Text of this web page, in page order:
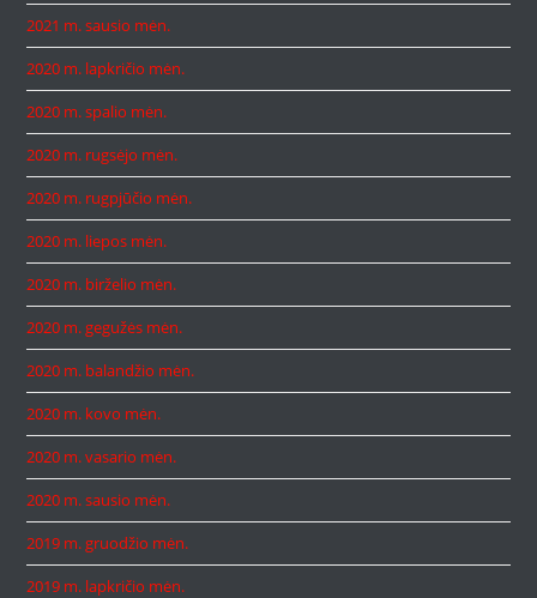
2021 m. sausio mėn.
2020 m. lapkričio mėn.
2020 m. spalio mėn.
2020 m. rugsėjo mėn.
2020 m. rugpjūčio mėn.
2020 m. liepos mėn.
2020 m. birželio mėn.
2020 m. gegužės mėn.
2020 m. balandžio mėn.
2020 m. kovo mėn.
2020 m. vasario mėn.
2020 m. sausio mėn.
2019 m. gruodžio mėn.
2019 m. lapkričio mėn.